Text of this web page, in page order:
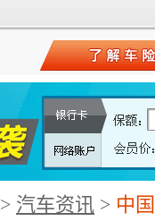
> 汽车资讯 > 中